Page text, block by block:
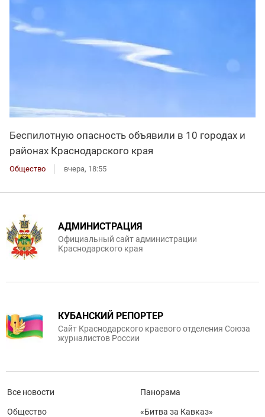
Беспилотную опасность объявили в 10 городах и
районах Краснодарского края
Общество вчера, 18:55
АДМИНИСТРАЦИЯ
Официальный сайт администрации
Краснодарского края
КУБАНСКИЙ РЕПОРТЕР
Сайт Краснодарского краевого отделения Союза
журналистов России
Все новости
Общество
Панорама
«Битва за Кавказ»